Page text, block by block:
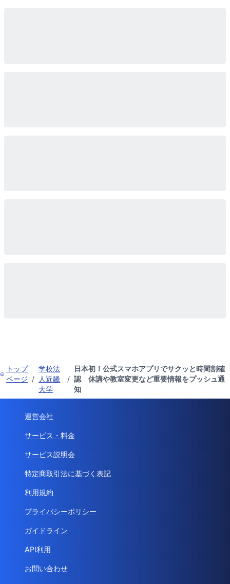
トップ
ページ /
学校法
人近畿
大学
/
日本初！公式スマホアプリでサクッと時間割確
認 休講や教室変更など重要情報をプッシュ通
知
運営会社
サービス・料金
サービス説明会
特定商取引法に基づく表記
利用規約
プライバシーポリシー
ガイドライン
API利用
お問い合わせ